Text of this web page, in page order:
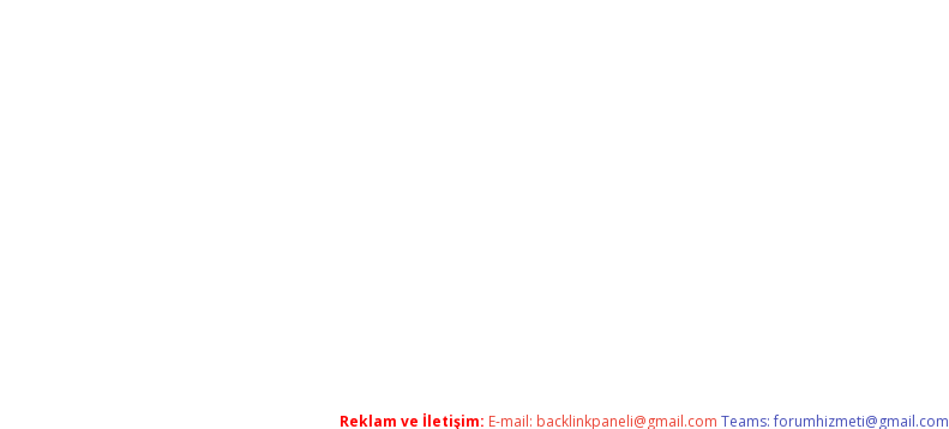
Reklam ve İletişim: E-mail: backlinkpaneli@gmail.com Teams:forumhizmeti@gmail.com